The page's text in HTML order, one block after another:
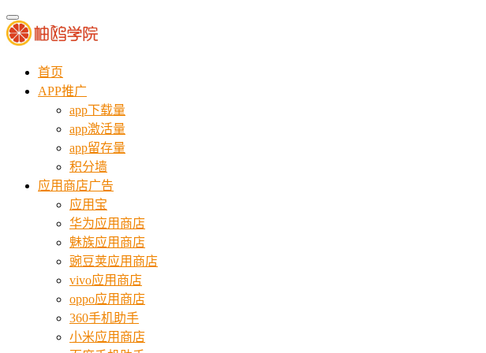
首页
APP推广
app下载量
app激活量
app留存量
积分墙
应用商店广告
应用宝
华为应用商店
魅族应用商店
豌豆荚应用商店
vivo应用商店
oppo应用商店
360手机助手
小米应用商店